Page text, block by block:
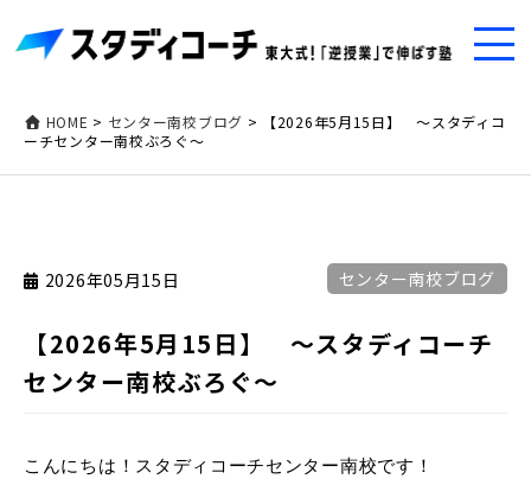
HOME > センター南校ブログ >
【2026年5月15日】 〜スタディコ
ーチセンター南校ぶろぐ〜
2026年05月15日 センター南校ブログ
【2026年5月15日】 〜スタディコーチ
センター南校ぶろぐ〜
こんにちは！スタディコーチセンター南校です！